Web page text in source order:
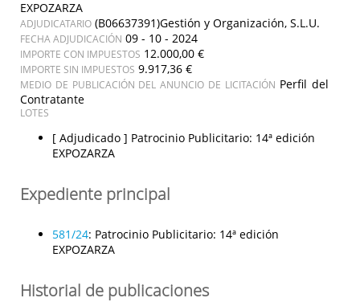
EXPOZARZA
ADJUDICATARIO (B06637391)Gestión y Organización, S.L.U.
FECHA ADJUDICACIÓN 09 - 10 - 2024
IMPORTE CON IMPUESTOS 12.000,00 €
IMPORTE SIN IMPUESTOS 9.917,36 €
MEDIO DE PUBLICACIÓN DEL ANUNCIO DE LICITACIÓN Perfil del
Contratante
LOTES
[ Adjudicado ] Patrocinio Publicitario: 14ª edición
EXPOZARZA
Expediente principal
581/24: Patrocinio Publicitario: 14ª edición
EXPOZARZA
Historial de publicaciones